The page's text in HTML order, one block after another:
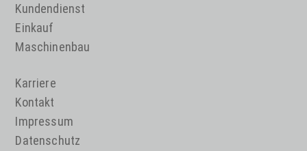
Kundendienst
Einkauf
Maschinenbau
Karriere
Kontakt
Impressum
Datenschutz